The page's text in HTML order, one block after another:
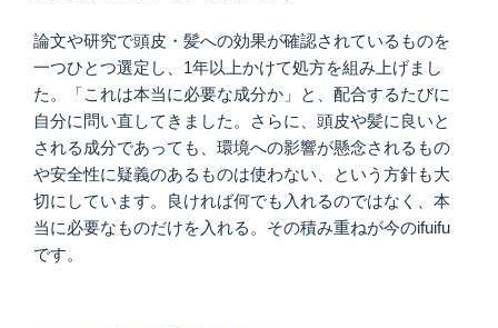
論文や研究で頭皮・髪への効果が確認されているものを
一つひとつ選定し、1年以上かけて処方を組み上げまし
た。「これは本当に必要な成分か」と、配合するたびに
自分に問い直してきました。さらに、頭皮や髪に良いと
される成分であっても、環境への影響が懸念されるもの
や安全性に疑義のあるものは使わない、という方針も大
切にしています。良ければ何でも入れるのではなく、本
当に必要なものだけを入れる。その積み重ねが今のifuifu
です。